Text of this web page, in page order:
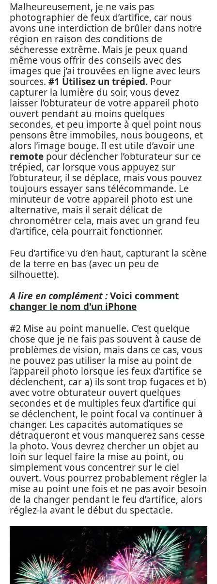
Malheureusement, je ne vais pas
photographier de feux d’artifice, car nous
avons une interdiction de brûler dans notre
région en raison des conditions de
sécheresse extrême. Mais je peux quand
même vous offrir des conseils avec des
images que j’ai trouvées en ligne avec leurs
sources. #1 Utilisez un trépied. Pour
capturer la lumière du soir, vous devez
laisser l’obturateur de votre appareil photo
ouvert pendant au moins quelques
secondes, et peu importe à quel point nous
pensons être immobiles, nous bougeons, et
alors l’image bouge. Il est utile d’avoir une
remote pour déclencher l’obturateur sur ce
trépied, car lorsque vous appuyez sur
l’obturateur, il se déplace, mais vous pouvez
toujours essayer sans télécommande. Le
minuteur de votre appareil photo est une
alternative, mais il serait délicat de
chronométrer cela, mais avec un grand feu
d’artifice, cela pourrait fonctionner.
Feu d’artifice vu d’en haut, capturant la scène
de la terre en bas (avec un peu de
silhouette).
A lire en complément :Voici comment
changer le nom d'un iPhone
#2 Mise au point manuelle. C’est quelque
chose que je ne fais pas souvent à cause de
problèmes de vision, mais dans ce cas, vous
ne pouvez pas utiliser la mise au point de
l’appareil photo lorsque les feux d’artifice se
déclenchent, car a) ils sont trop fugaces et b)
avec votre obturateur ouvert quelques
secondes et de multiples feux d’artifice qui
se déclenchent, le point focal va continuer à
changer. Les capacités automatiques se
détraqueront et vous manquerez sans cesse
la photo. Vous devrez chercher un objet au
loin sur lequel faire la mise au point, ou
simplement vous concentrer sur le ciel
ouvert. Vous pourrez probablement régler la
mise au point une fois et ne pas avoir besoin
de la changer pendant le feu d’artifice, alors
réglez-la avant le début du spectacle.